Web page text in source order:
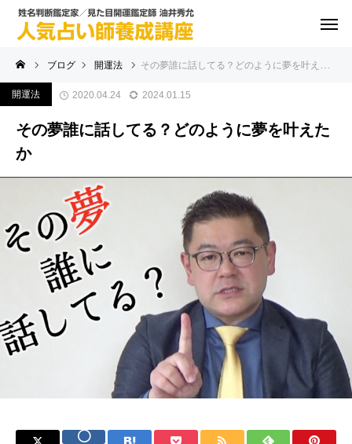
ブログ 開運法 その夢誰に話してる？どのように夢を叶えたか
開運法 2020.04.24 2024.01.15
その夢誰に話してる？どのように夢を叶えた
か